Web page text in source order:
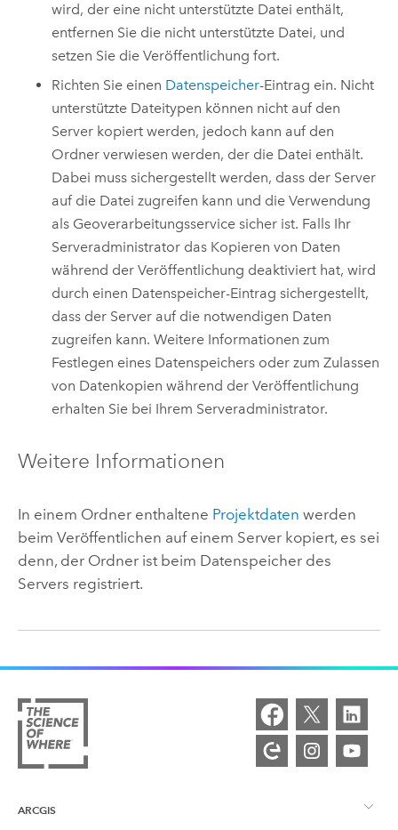
wird, der eine nicht unterstützte Datei enthält,
entfernen Sie die nicht unterstützte Datei, und
setzen Sie die Veröffentlichung fort.
Richten Sie einen Datenspeicher-Eintrag ein. Nicht
unterstützte Dateitypen können nicht auf den
Server kopiert werden, jedoch kann auf den
Ordner verwiesen werden, der die Datei enthält.
Dabei muss sichergestellt werden, dass der Server
auf die Datei zugreifen kann und die Verwendung
als Geoverarbeitungsservice sicher ist. Falls Ihr
Serveradministrator das Kopieren von Daten
während der Veröffentlichung deaktiviert hat, wird
durch einen Datenspeicher-Eintrag sichergestellt,
dass der Server auf die notwendigen Daten
zugreifen kann. Weitere Informationen zum
Festlegen eines Datenspeichers oder zum Zulassen
von Datenkopien während der Veröffentlichung
erhalten Sie bei Ihrem Serveradministrator.
Weitere Informationen
In einem Ordner enthaltene Projektdaten werden
beim Veröffentlichen auf einem Server kopiert, es sei
denn, der Ordner ist beim Datenspeicher des
Servers registriert.
ARCGIS